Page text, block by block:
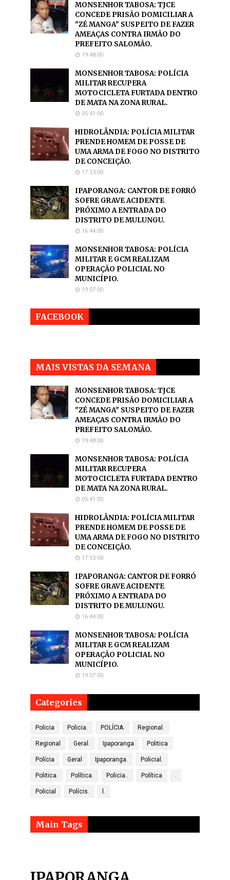
MONSENHOR TABOSA: TJCE
CONCEDE PRISÃO DOMICILIAR A
"ZÉ MANGA" SUSPEITO DE FAZER
AMEAÇAS CONTRA IRMÃO DO
PREFEITO SALOMÃO.
19:48:00
MONSENHOR TABOSA: POLÍCIA
MILITAR RECUPERA
MOTOCICLETA FURTADA DENTRO
DE MATA NA ZONA RURAL.
05:41:00
HIDROLÂNDIA: POLÍCIA MILITAR
PRENDE HOMEM DE POSSE DE
UMA ARMA DE FOGO NO DISTRITO
DE CONCEIÇÃO.
17:53:00
IPAPORANGA: CANTOR DE FORRÓ
SOFRE GRAVE ACIDENTE
PRÓXIMO A ENTRADA DO
DISTRITO DE MULUNGU.
16:44:00
MONSENHOR TABOSA: POLÍCIA
MILITAR E GCM REALIZAM
OPERAÇÃO POLICIAL NO
MUNICÍPIO.
19:07:00
FACEBOOK
MAIS VISTAS DA SEMANA
MONSENHOR TABOSA: TJCE
CONCEDE PRISÃO DOMICILIAR A
"ZÉ MANGA" SUSPEITO DE FAZER
AMEAÇAS CONTRA IRMÃO DO
PREFEITO SALOMÃO.
19:48:00
MONSENHOR TABOSA: POLÍCIA
MILITAR RECUPERA
MOTOCICLETA FURTADA DENTRO
DE MATA NA ZONA RURAL.
05:41:00
HIDROLÂNDIA: POLÍCIA MILITAR
PRENDE HOMEM DE POSSE DE
UMA ARMA DE FOGO NO DISTRITO
DE CONCEIÇÃO.
17:53:00
IPAPORANGA: CANTOR DE FORRÓ
SOFRE GRAVE ACIDENTE
PRÓXIMO A ENTRADA DO
DISTRITO DE MULUNGU.
16:44:00
MONSENHOR TABOSA: POLÍCIA
MILITAR E GCM REALIZAM
OPERAÇÃO POLICIAL NO
MUNICÍPIO.
19:07:00
Categories
Policia Policia. POLÍCIA. Regional.
Regional Geral. Ipaporanga Politica
Polícia Geral Ipaporanga. Policial.
Politica. Política. Policia.. Política .
Policial Polícis. l.
Main Tags